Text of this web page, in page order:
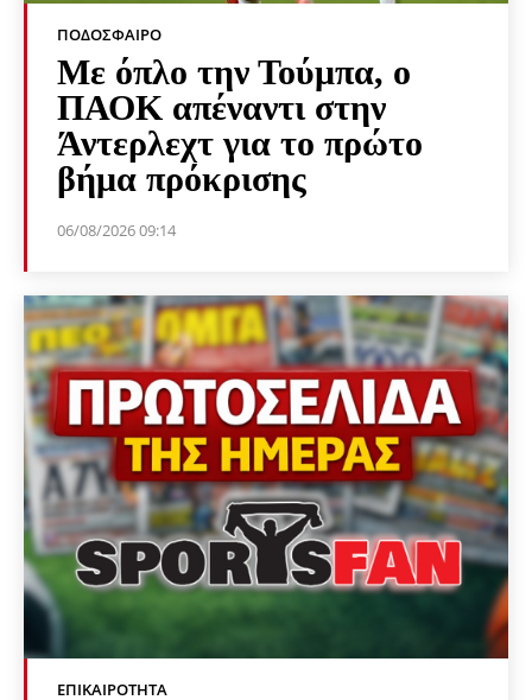
ΠΟΔΌΣΦΑΙΡΟ
Με όπλο την Τούμπα, ο
ΠΑΟΚ απέναντι στην
Άντερλεχτ για το πρώτο
βήμα πρόκρισης
06/08/2026 09:14
ΕΠΙΚΑΙΡΌΤΗΤΑ